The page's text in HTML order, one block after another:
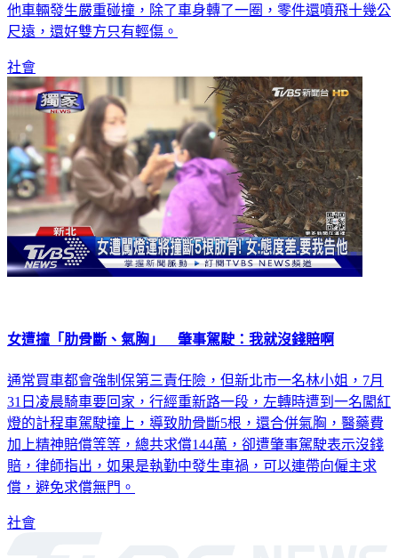
他車輛發生嚴重碰撞，除了車身轉了一圈，零件還噴飛十幾公
尺遠，還好雙方只有輕傷。
社會
女遭撞「肋骨斷、氣胸」 肇事駕駛：我就沒錢賠啊
通常買車都會強制保第三責任險，但新北市一名林小姐，7月
31日凌晨騎車要回家，行經重新路一段，左轉時遭到一名闖紅
燈的計程車駕駛撞上，導致肋骨斷5根，還合併氣胸，醫藥費
加上精神賠償等等，總共求償144萬，卻遭肇事駕駛表示沒錢
賠，律師指出，如果是執勤中發生車禍，可以連帶向僱主求
償，避免求償無門。
社會